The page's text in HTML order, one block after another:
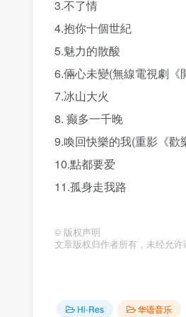
3.不了情
4.抱你十個世紀
5.魅力的散酸
6.倆心未變(無線電視劇《
7.冰山大火
8. 癫多一千晚
9.喚回快樂的我(重影《歡
10.點都要爱
11.孤身走我路
© 版权声明
文章版权归作者所有，未经允许
Hi-Res
华语音乐